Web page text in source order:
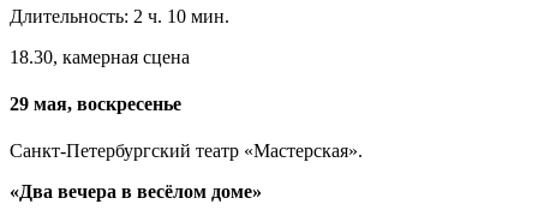
Длительность: 2 ч. 10 мин.
18.30, камерная сцена
29 мая, воскресенье
Санкт-Петербургский театр «Мастерская».
«Два вечера в весёлом доме»